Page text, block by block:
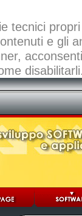
tecnici
e gli